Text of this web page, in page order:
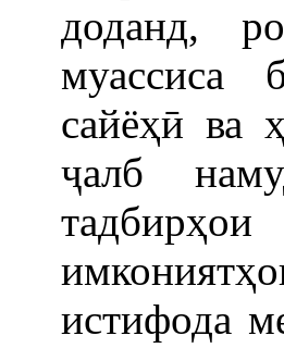
доданд,
сайёҳӣ ва
ҷалб
истифода